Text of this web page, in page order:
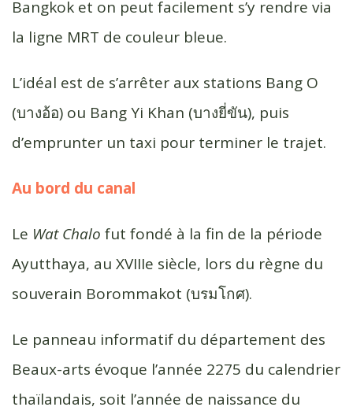
k
r
Bangkok et on peut facilement s’y rendre via
la ligne MRT de couleur bleue.
L’idéal est de s’arrêter aux stations Bang O
(บางอ้อ) ou Bang Yi Khan (บางยี่ขัน), puis
d’emprunter un taxi pour terminer le trajet.
Au bord du canal
Le Wat Chalo fut fondé à la fin de la période
Ayutthaya, au XVIIIe siècle, lors du règne du
souverain Borommakot (บรมโกศ).
Le panneau informatif du département des
Beaux-arts évoque l’année 2275 du calendrier
thaïlandais, soit l’année de naissance du